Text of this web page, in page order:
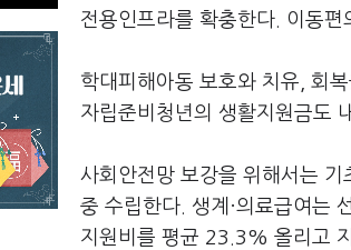
전용인프라를 확충한다. 이동
학대피해아동 보호와 치유, 회
자립준비청년의 생활지원금도
사회안전망 보강을 위해서는 기
중 수립한다. 생계·의료급여는
지원비를 평균 23.3% 올리고